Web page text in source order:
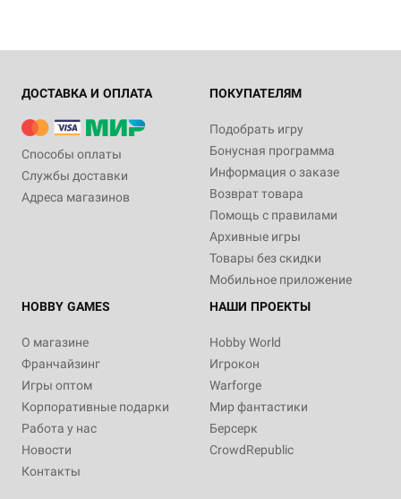
ДОСТАВКА И ОПЛАТА
Способы оплаты
Службы доставки
Адреса магазинов
ПОКУПАТЕЛЯМ
Подобрать игру
Бонусная программа
Информация о заказе
Возврат товара
Помощь с правилами
Архивные игры
Товары без скидки
Мобильное приложение
HOBBY GAMES
О магазине
Франчайзинг
Игры оптом
Корпоративные подарки
Работа у нас
Новости
Контакты
НАШИ ПРОЕКТЫ
Hobby World
Игрокон
Warforge
Мир фантастики
Берсерк
CrowdRepublic